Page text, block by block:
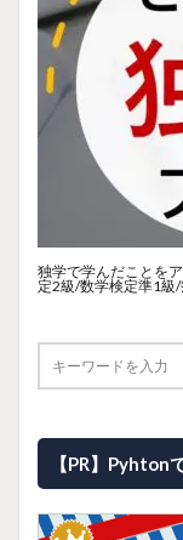
独学で学んだことを
定2級/数学検定準1級
【PR】Pyhton